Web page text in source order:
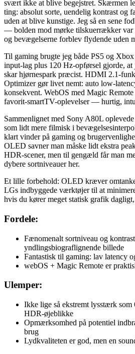
svært ikke at blive begejstret. Skærmen
ting: absolut sorte, uendelig kontrast og
uden at blive kunstige. Jeg så en sene
— bolden mod mørke tilskuerrækker var
og bevægelserne forblev flydende uden
Til gaming brugte jeg både PS5 og
input-lag plus 120 Hz-opførsel gjorde, at
skar hjørnespark præcist. HDMI 2.1-
Optimizer gør livet nemt: auto low-
konsekvent. WebOS med Magic
favorit-smartTV-oplevelser — hurtig,
Sammenlignet med Sony A80L
som lidt mere filmisk i
klart vinder på gaming og
OLED savner man måske lidt ekstra
HDR-scener, men til gengæld får man
dybere sortniveauer her.
Et lille forbehold: OLED kræver
LGs indbyggede værktøjer til at
hvis du kører meget statisk grafik
Fordele:
Fænomenalt sortniveau og
yndlingsbiograflignende billede
Fantastisk til gaming: lav latency
webOS + Magic Remote er
Ulemper:
Ikke lige så ekstremt lysstærk
HDR-øjeblikke
Opmærksomhed på potentiel
brug
Lydkvaliteten er god, men en